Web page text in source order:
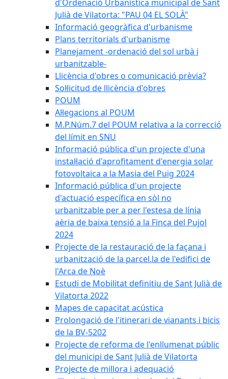
d'Ordenació Urbanística municipal de Sant
Julià de Vilatorta: "PAU 04 EL SOLÀ"
Informació geogràfica d'urbanisme
Plans territorials d'urbanisme
Planejament -ordenació del sol urbà i
urbanitzable-
Llicència d'obres o comunicació prèvia?
Sol·licitud de llicència d'obres
POUM
Al·legacions al POUM
M.P.Núm.7 del POUM relativa a la correcció
del límit en SNU
Informació pública d'un projecte d'una
instal·lació d'aprofitament d'energia solar
fotovoltaica a la Masia del Puig 2024
Informació pública d'un projecte
d'actuació específica en sòl no
urbanitzable per a per l'estesa de línia
aèria de baixa tensió a la Finca del Pujol
2024
Projecte de la restauració de la façana i
urbanització de la parcel.la de l'edifici de
l'Arca de Noè
Estudi de Mobilitat definitiu de Sant Julià de
Vilatorta 2022
Mapes de capacitat acústica
Prolongació de l'itinerari de vianants i bicis
de la BV-5202
Projecte de reforma de l'enllumenat públic
del municipi de Sant Julià de Vilatorta
Projecte de millora i adequació